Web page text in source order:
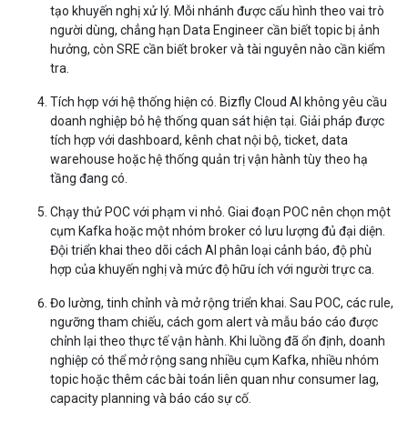
tạo khuyến nghị xử lý. Mỗi nhánh được cấu hình theo vai trò
người dùng, chẳng hạn Data Engineer cần biết topic bị ảnh
hưởng, còn SRE cần biết broker và tài nguyên nào cần kiểm
tra.
Tích hợp với hệ thống hiện có. Bizfly Cloud AI không yêu cầu
doanh nghiệp bỏ hệ thống quan sát hiện tại. Giải pháp được
tích hợp với dashboard, kênh chat nội bộ, ticket, data
warehouse hoặc hệ thống quản trị vận hành tùy theo hạ
tầng đang có.
Chạy thử POC với phạm vi nhỏ. Giai đoạn POC nên chọn một
cụm Kafka hoặc một nhóm broker có lưu lượng đủ đại diện.
Đội triển khai theo dõi cách AI phân loại cảnh báo, độ phù
hợp của khuyến nghị và mức độ hữu ích với người trực ca.
Đo lường, tinh chỉnh và mở rộng triển khai. Sau POC, các rule,
ngưỡng tham chiếu, cách gom alert và mẫu báo cáo được
chỉnh lại theo thực tế vận hành. Khi luồng đã ổn định, doanh
nghiệp có thể mở rộng sang nhiều cụm Kafka, nhiều nhóm
topic hoặc thêm các bài toán liên quan như consumer lag,
capacity planning và báo cáo sự cố.